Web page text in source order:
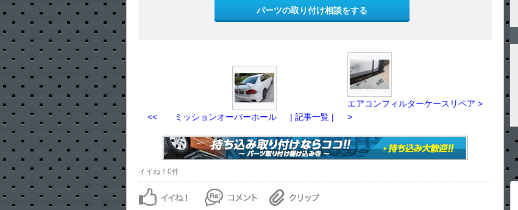
パーツの取り付け相談をする
<< ミッションオーバーホール | 記事一覧 |
エアコンフィルターケースリペア >
>
イイね！0件